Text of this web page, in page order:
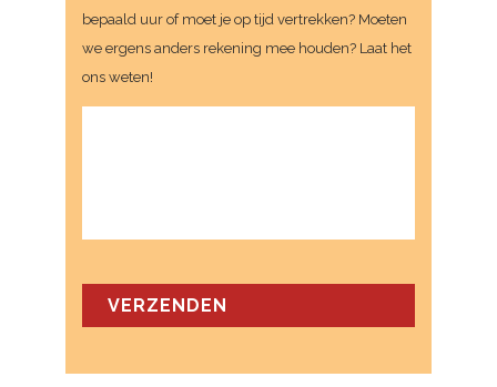
bepaald uur of moet je op tijd vertrekken? Moeten
we ergens anders rekening mee houden? Laat het
ons weten!